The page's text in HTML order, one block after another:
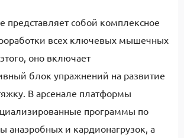
представляет собой комплексное
всех ключевых мышечных
оно включает
блок упражнений на развитие
В арсенале платформы
программы по
анаэробных и кардионагрузок, а